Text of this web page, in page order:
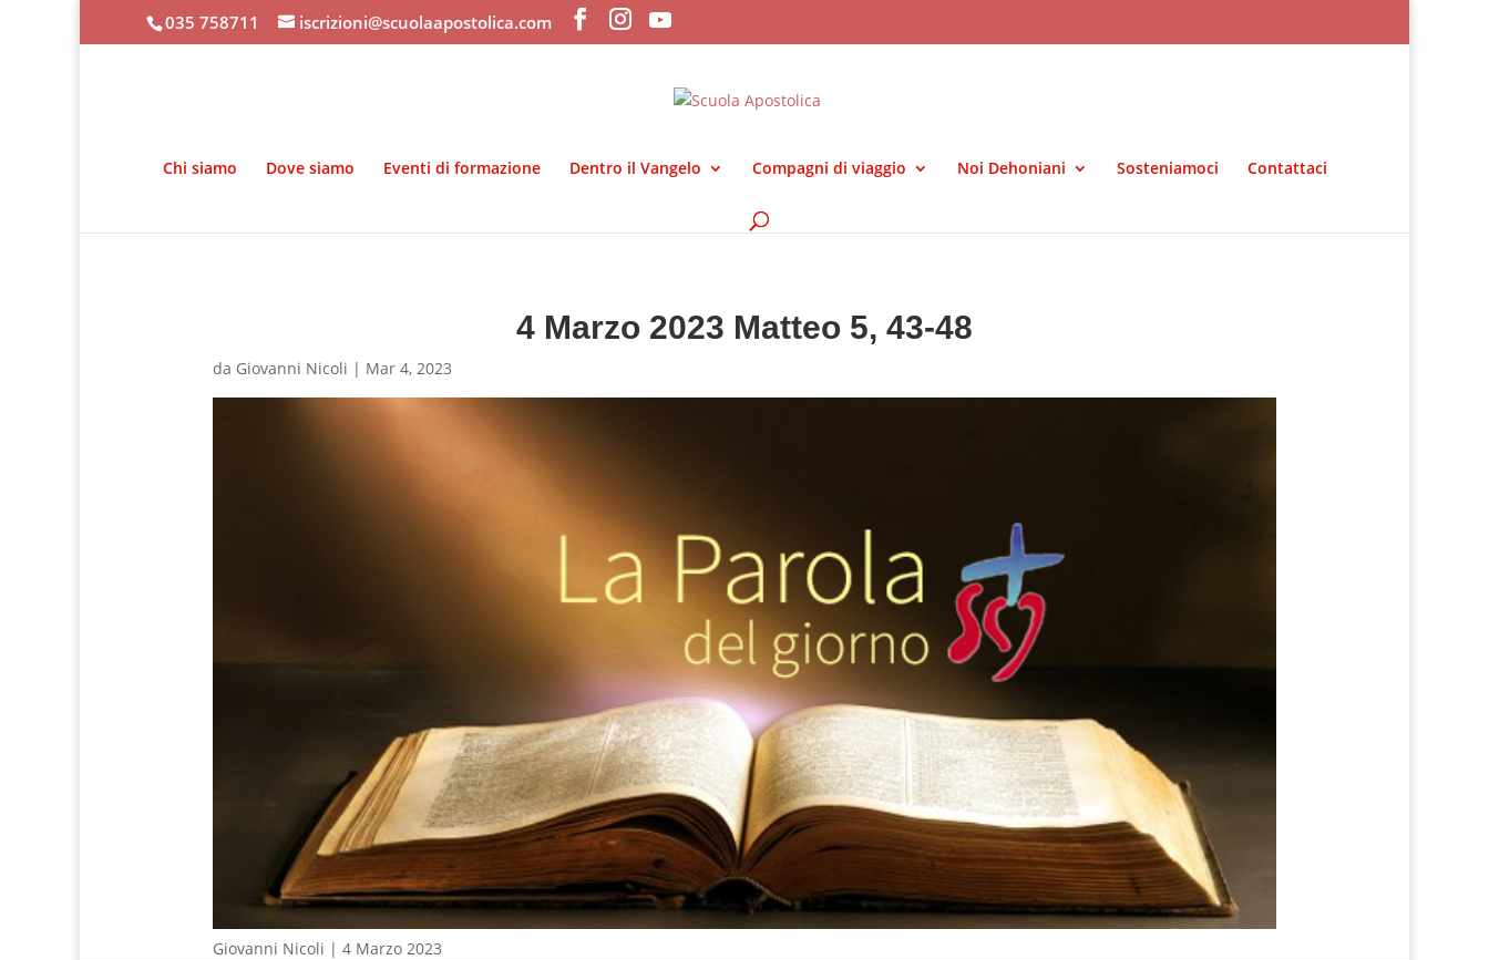
035 758711 iscrizioni@scuolaapostolica.com
Chi siamo Dove siamo Eventi di formazione Dentro il Vangelo Compagni di viaggio Noi Dehoniani Sosteniamoci Contattaci
4 Marzo 2023 Matteo 5, 43-48
da Giovanni Nicoli | Mar 4, 2023
Giovanni Nicoli | 4 Marzo 2023